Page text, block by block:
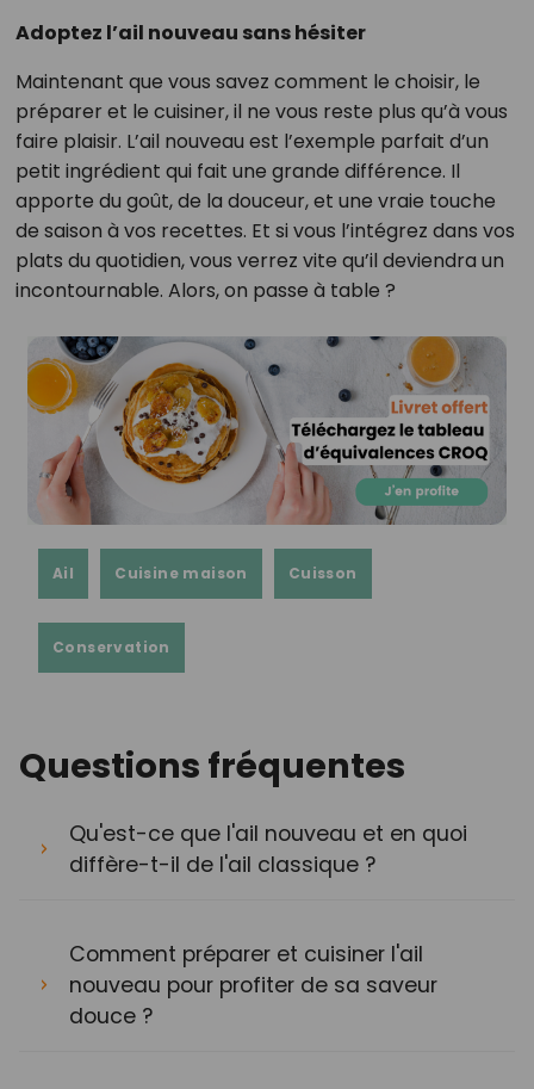
Adoptez l’ail nouveau sans hésiter
Maintenant que vous savez comment le choisir, le
préparer et le cuisiner, il ne vous reste plus qu’à vous
faire plaisir. L’ail nouveau est l’exemple parfait d’un
petit ingrédient qui fait une grande différence. Il
apporte du goût, de la douceur, et une vraie touche
de saison à vos recettes. Et si vous l’intégrez dans vos
plats du quotidien, vous verrez vite qu’il deviendra un
incontournable. Alors, on passe à table ?
Ail Cuisine maison Cuisson
Conservation
Questions fréquentes
Qu'est-ce que l'ail nouveau et en quoi
diffère-t-il de l'ail classique ?
Comment préparer et cuisiner l'ail
nouveau pour profiter de sa saveur
douce ?